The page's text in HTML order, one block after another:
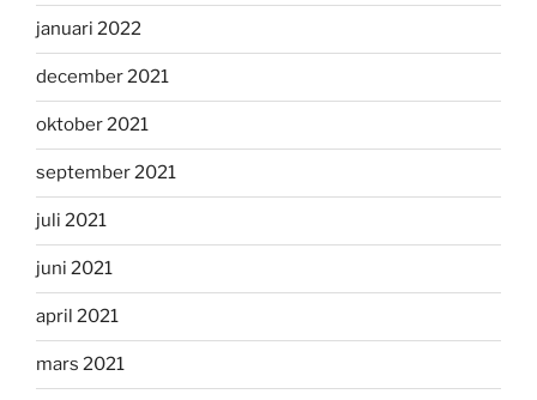
januari 2022
december 2021
oktober 2021
september 2021
juli 2021
juni 2021
april 2021
mars 2021